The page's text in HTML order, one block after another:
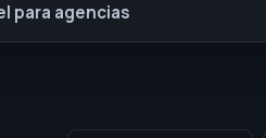
para agencias